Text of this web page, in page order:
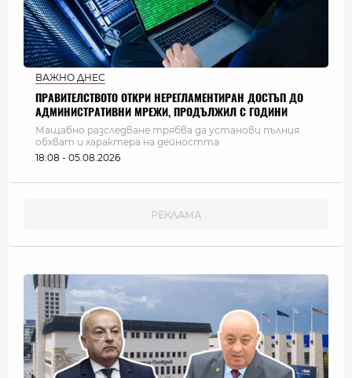
ВАЖНО ДНЕС
ПРАВИТЕЛСТВОТО ОТКРИ НЕРЕГЛАМЕНТИРАН ДОСТЪП ДО
АДМИНИСТРАТИВНИ МРЕЖИ, ПРОДЪЛЖИЛ С ГОДИНИ
Мащабно разследване трябва да установи пълния
обхват и характера на дейността
18:08 - 05.08.2026